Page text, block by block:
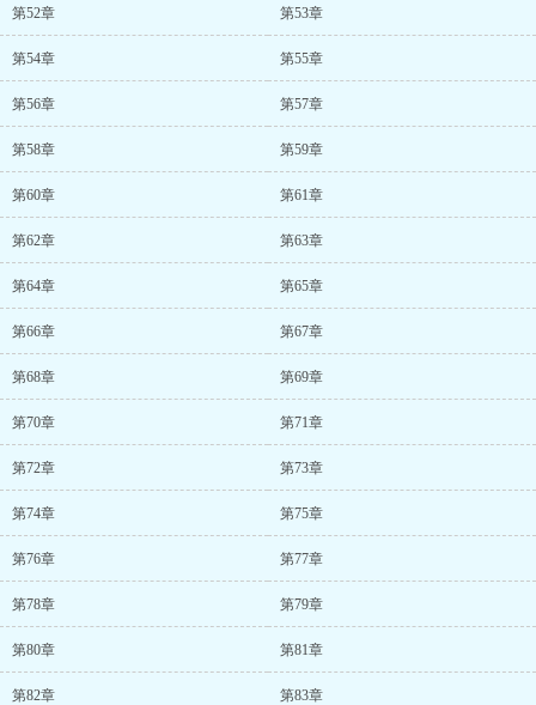
第52章 第53章
第54章 第55章
第56章 第57章
第58章 第59章
第60章 第61章
第62章 第63章
第64章 第65章
第66章 第67章
第68章 第69章
第70章 第71章
第72章 第73章
第74章 第75章
第76章 第77章
第78章 第79章
第80章 第81章
第82章 第83章